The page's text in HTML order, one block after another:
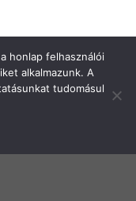
honlap felhasználói
alkalmazunk. A
tudomásul